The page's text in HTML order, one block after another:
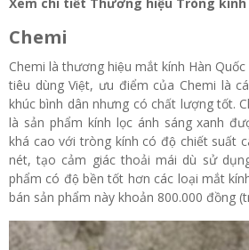
Chemi
Chemi là thương hiệu mắt kính Hàn
tiêu dùng Việt, ưu điểm của Chemi là
khúc bình dân nhưng có chất lượng tốt.
là sản phẩm kính lọc ánh sáng xanh
khá cao với tròng kính có độ chiết suất
nét, tạo cảm giác thoải mái dù sử
phẩm có độ bền tốt hơn các loại mắt
bán sản phẩm này khoản 800.000 đồng